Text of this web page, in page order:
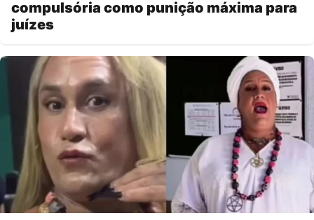
compulsória como punição máxima para
juízes